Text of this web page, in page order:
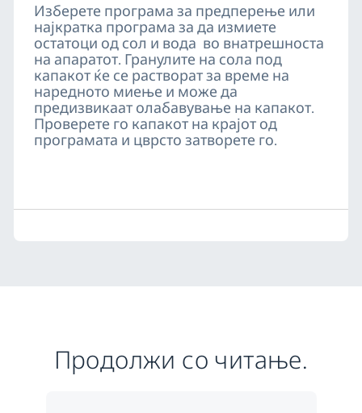
Изберете програма за предперење или
најкратка програма за да измиете
остатоци од сол и вода во внатрешноста
на апаратот. Гранулите на сола под
капакот ќе се растворат за време на
наредното миење и може да
предизвикаат олабавување на капакот.
Проверете го капакот на крајот од
програмата и цврсто затворете го.
Продолжи со читање.